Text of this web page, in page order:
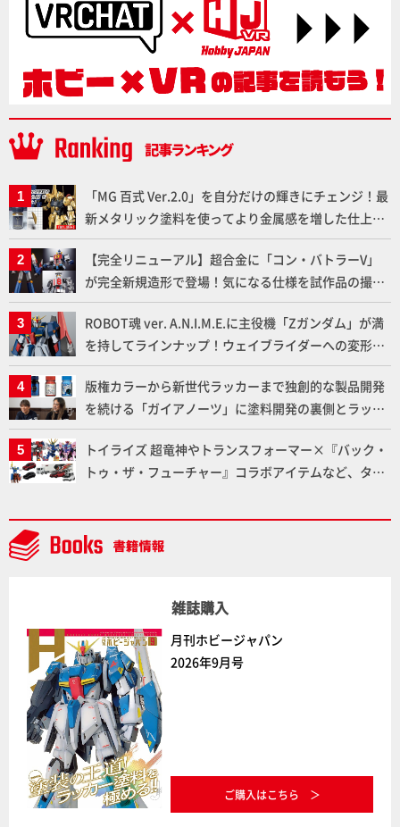
「MG 百式 Ver.2.0」を自分だけの輝きにチェンジ！最
新メタリック塗料を使ってより金属感を増した仕上が
りに!!【試し読み】
【完全リニューアル】超合金に「コン・バトラーV」
が完全新規造形で登場！気になる仕様を試作品の撮り
下ろしでご紹介!!さらに「大鉄人17」＆「ワンエイ
ト」セット情報もお届け！【超合金の魂】
ROBOT魂 ver. A.N.I.M.E.に主役機「Zガンダム」が満
を持してラインナップ！ウェイブライダーへの変形、
劇中どおりのプロポーションを再現【機動戦士Zガン
ダム】
版権カラーから新世代ラッカーまで独創的な製品開発
を続ける「ガイアノーツ」に塗料開発の裏側とラッカ
ー塗料の未来についてインタビュー！
トイライズ 超竜神やトランスフォーマー×『バック・
トゥ・ザ・フューチャー』コラボアイテムなど、タカ
NEWITEM】
雑誌購入
月刊ホビージャパン
2026年9月号
ご購入はこちら